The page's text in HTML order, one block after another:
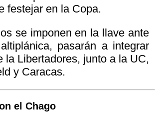
festejar en la Copa.
se imponen en la llave ante
pasarán a integrar
la Libertadores, junto a la UC,
y Caracas.
el Chago